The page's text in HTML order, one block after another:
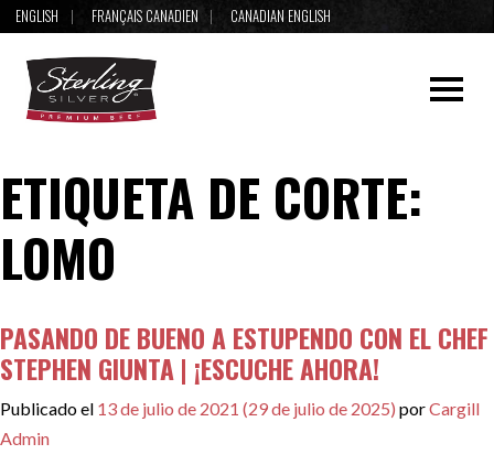
ENGLISH FRANÇAIS CANADIEN CANADIAN ENGLISH
ETIQUETA DE CORTE:
LOMO
PASANDO DE BUENO A ESTUPENDO CON EL CHEF
STEPHEN GIUNTA | ¡ESCUCHE AHORA!
Publicado el 13 de julio de 2021 (29 de julio de 2025) porCargill
Admin